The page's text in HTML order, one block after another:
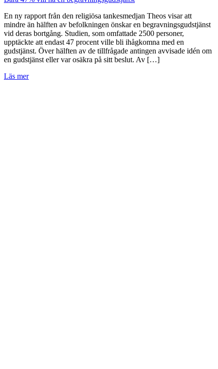
En ny rapport från den religiösa tankesmedjan Theos visar att
mindre än hälften av befolkningen önskar en begravningsgudstjänst
vid deras bortgång. Studien, som omfattade 2500 personer,
upptäckte att endast 47 procent ville bli ihågkomna med en
gudstjänst. Över hälften av de tillfrågade antingen avvisade idén om
en gudstjänst eller var osäkra på sitt beslut. Av […]
Läs mer